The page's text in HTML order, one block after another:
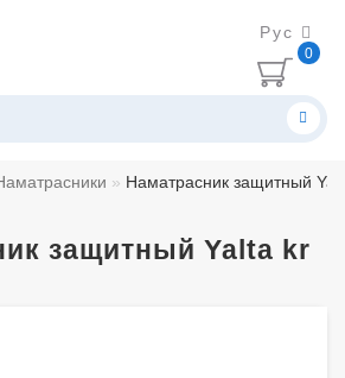
Рус
0
Наматрасник защитный
защитный Yalta kr